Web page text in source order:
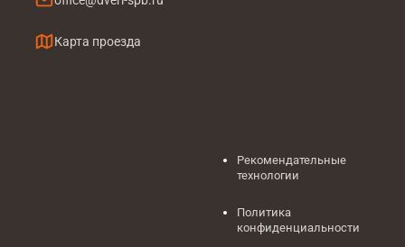
Карта проезда
Рекомендательные
технологии
Политика
конфиденциальности